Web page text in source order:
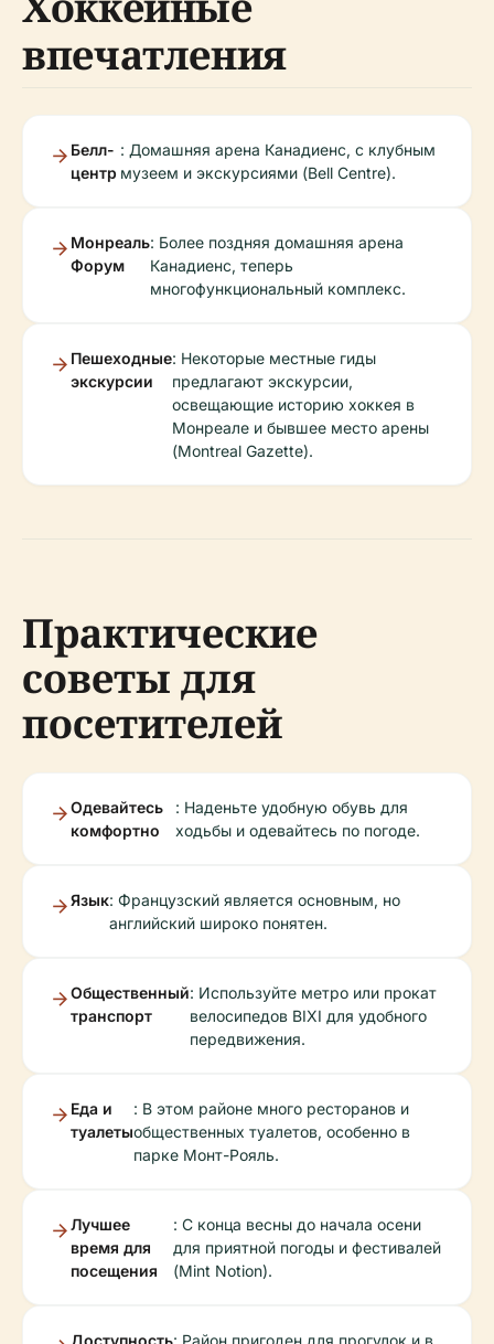
впечатления
Белл-
центр
: Домашняя арена Канадиенс, с клубным
музеем и экскурсиями (Bell Centre).
Монреаль
Форум
: Более поздняя домашняя арена
Канадиенс, теперь
многофункциональный комплекс.
Пешеходные
экскурсии
: Некоторые местные гиды
предлагают экскурсии,
освещающие историю хоккея в
Монреале и бывшее место арены
(Montreal Gazette).
Практические
советы для
посетителей
Одевайтесь
комфортно
: Наденьте удобную обувь для
ходьбы и одевайтесь по погоде.
Язык: Французский является основным, но
английский широко понятен.
Общественный
транспорт
: Используйте метро или прокат
велосипедов BIXI для удобного
передвижения.
Еда и
туалеты
: В этом районе много ресторанов и
общественных туалетов, особенно в
парке Монт-Рояль.
Лучшее
время для
посещения
: С конца весны до начала осени
для приятной погоды и фестивалей
(Mint Notion).